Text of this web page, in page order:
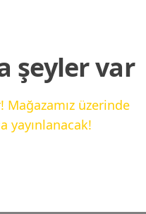
şeyler var
Mağazamız üzerinde
yayınlanacak!